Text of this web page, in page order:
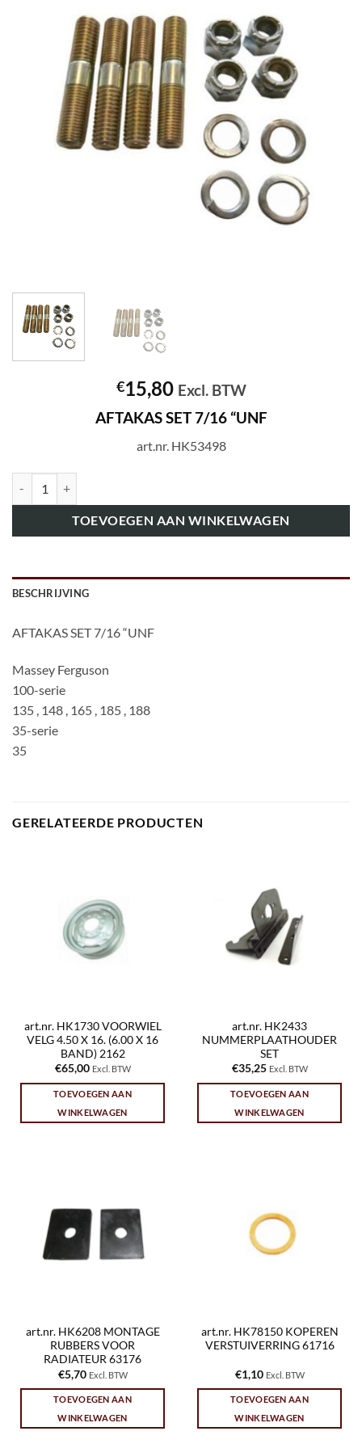
€15,80 Excl. BTW
AFTAKAS SET 7/16 “UNF
art.nr. HK53498
TOEVOEGEN AAN WINKELWAGEN
BESCHRIJVING
AFTAKAS SET 7/16 “UNF
Massey Ferguson
100-serie
135 , 148 , 165 , 185 , 188
35-serie
35
GERELATEERDE PRODUCTEN
art.nr. HK1730 VOORWIEL
VELG 4.50 X 16. (6.00 X 16
BAND) 2162
€65,00 Excl. BTW
TOEVOEGEN AAN
WINKELWAGEN
art.nr. HK2433
NUMMERPLAATHOUDER
SET
€35,25 Excl. BTW
TOEVOEGEN AAN
WINKELWAGEN
art.nr. HK6208 MONTAGE
RUBBERS VOOR
RADIATEUR 63176
€5,70 Excl. BTW
TOEVOEGEN AAN
WINKELWAGEN
art.nr. HK78150 KOPEREN
VERSTUIVERRING 61716
€1,10 Excl. BTW
TOEVOEGEN AAN
WINKELWAGEN